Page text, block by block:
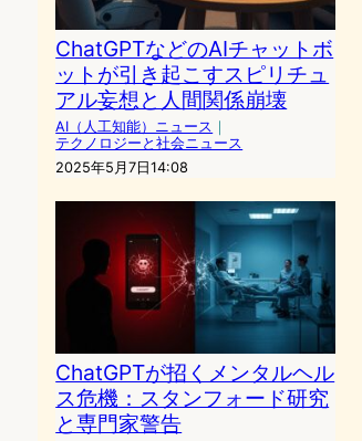
ChatGPTなどのAIチャットボ
ットが引き起こすスピリチュ
アル妄想と人間関係崩壊
AI（人工知能）ニュース ｜
テクノロジーと社会ニュース
2025年5月7日14:08
ChatGPTが招くメンタルヘル
ス危機：スタンフォード研究
と専門家警告